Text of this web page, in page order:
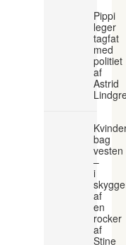
Pippi
leger
tagfat
med
politiet
af
Astrid
bag
vesten
–
i
af
en
rocker
af
Stine